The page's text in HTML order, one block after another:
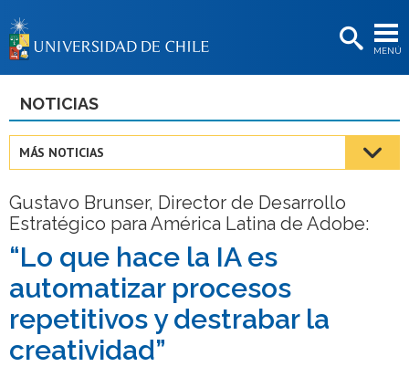
MENÚ
BIBLIOTECAS
Estudiantes
Académicas/os
Funcionarias/os
Egresadas/os
NOTICIAS
MÁS NOTICIAS
Gustavo Brunser, Director de Desarrollo
Estratégico para América Latina de Adobe:
“Lo que hace la IA es
automatizar procesos
repetitivos y destrabar la
creatividad”